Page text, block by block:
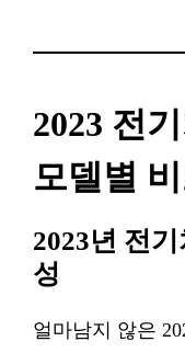
2023 전
모델별
2023년 전
성
얼마남지 않은